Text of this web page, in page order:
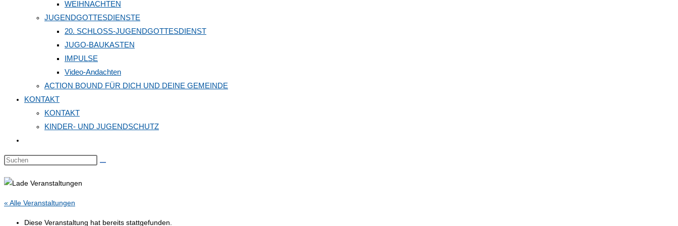
WEIHNACHTEN
JUGENDGOTTESDIENSTE
20. SCHLOSS-JUGENDGOTTESDIENST
JUGO-BAUKASTEN
IMPULSE
Video-Andachten
ACTION BOUND FÜR DICH UND DEINE GEMEINDE
KONTAKT
KONTAKT
KINDER- UND JUGENDSCHUTZ
Suche
umschalten
Diese
durchsuchen
« Alle Veranstaltungen
Diese Veranstaltung hat bereits stattgefunden.